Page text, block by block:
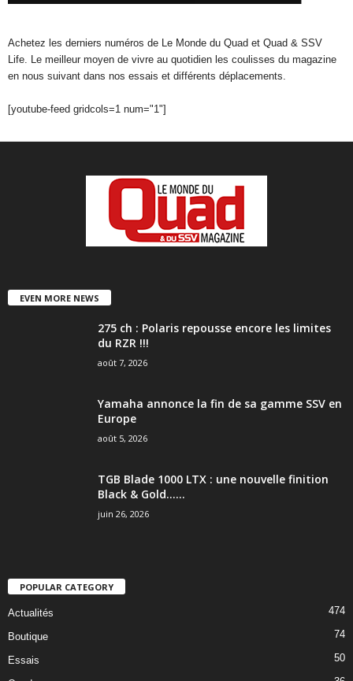
Achetez les derniers numéros de Le Monde du Quad et Quad & SSV
Life. Le meilleur moyen de vivre au quotidien les coulisses du magazine
en nous suivant dans nos essais et différents déplacements.
[youtube-feed gridcols=1 num="1"]
EVEN MORE NEWS
275 ch : Polaris repousse encore les limites
du RZR !!!
août 7, 2026
Yamaha annonce la fin de sa gamme SSV en
Europe
août 5, 2026
TGB Blade 1000 LTX : une nouvelle finition
Black & Gold…...
juin 26, 2026
POPULAR CATEGORY
Actualités 474
Boutique 74
Essais 50